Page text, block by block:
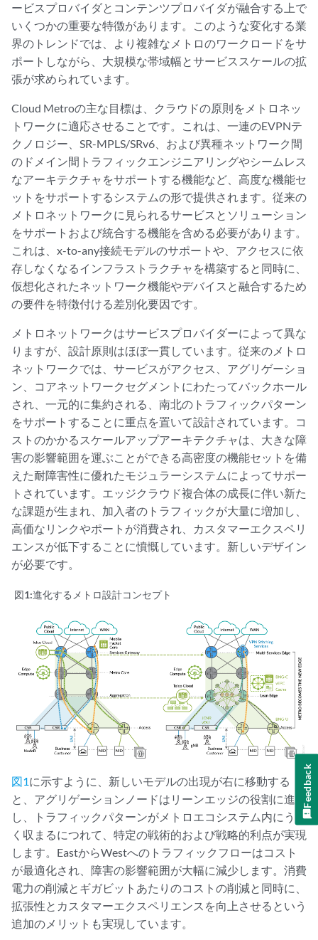
ービスプロバイダとコンテンツプロバイダが融合する上で
いくつかの重要な特徴があります。このような変化する業
界のトレンドでは、より複雑なメトロのワークロードをサ
ポートしながら、大規模な帯域幅とサービススケールの拡
張が求められています。
Cloud Metroの主な目標は、クラウドの原則をメトロネッ
トワークに適応させることです。これは、一連のEVPNテ
クノロジー、SR-MPLS/SRv6、および異種ネットワーク間
のドメイン間トラフィックエンジニアリングやシームレス
なアーキテクチャをサポートする機能など、高度な機能セ
ットをサポートするシステムの形で提供されます。従来の
メトロネットワークに見られるサービスとソリューション
をサポートおよび統合する機能を含める必要があります。
これは、x-to-any接続モデルのサポートや、アクセスに依
存しなくなるインフラストラクチャを構築すると同時に、
仮想化されたネットワーク機能やデバイスと融合するため
の要件を特徴付ける差別化要因です。
メトロネットワークはサービスプロバイダーによって異な
りますが、設計原則はほぼ一貫しています。従来のメトロ
ネットワークでは、サービスがアクセス、アグリゲーショ
ン、コアネットワークセグメントにわたってバックホール
され、一元的に集約される、南北のトラフィックパターン
をサポートすることに重点を置いて設計されています。コ
ストのかかるスケールアップアーキテクチャは、大きな障
害の影響範囲を運ぶことができる高密度の機能セットを備
えた耐障害性に優れたモジュラーシステムによってサポー
トされています。エッジクラウド複合体の成長に伴い新た
な課題が生まれ、加入者のトラフィックが大量に増加し、
高価なリンクやポートが消費され、カスタマーエクスペリ
エンスが低下することに憤慨しています。新しいデザイン
が必要です。
図1:進化するメトロ設計コンセプト
図1に示すように、新しいモデルの出現が右に移動する
と、アグリゲーションノードはリーンエッジの役割に進化
し、トラフィックパターンがメトロエコシステム内にうま
く収まるにつれて、特定の戦術的および戦略的利点が実現
します。EastからWestへのトラフィックフローはコスト
が最適化され、障害の影響範囲が大幅に減少します。消費
電力の削減とギガビットあたりのコストの削減と同時に、
拡張性とカスタマーエクスペリエンスを向上させるという
追加のメリットも実現しています。
Feedback